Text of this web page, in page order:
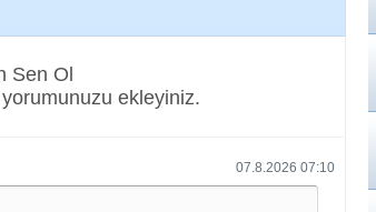
Sen Ol
ekleyiniz.
07.8.2026 07:10